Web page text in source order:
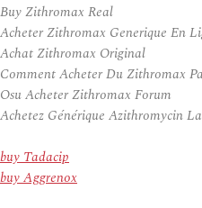
Buy Zithromax Real
Acheter Zithromax Generique En
Achat Zithromax Original
Comment Acheter Du Zithromax
Osu Acheter Zithromax Forum
Achetez Générique Azithromycin
buy Tadacip
buy Aggrenox